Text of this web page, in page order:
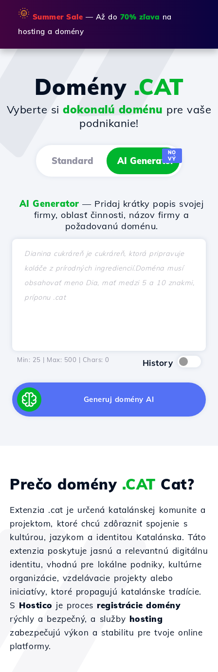
🌞 Summer Sale — Až do 70% zľava na
hosting a domény
Domény .CAT
Vyberte sidokonalú doménu pre vaše
podnikanie!
Standard AI Generator
NO
VÝ
AI Generator — Pridaj krátky popis svojej
firmy, oblasť činnosti, názov firmy a
požadovanú doménu.
Min: 25 | Max: 500 | Chars: 0 History
Generuj domény AI
Prečo domény .CAT Cat?
Extenzia .cat je určená katalánskej komunite a
projektom, ktoré chcú zdôrazniť spojenie s
kultúrou, jazykom a identitou Katalánska. Táto
extenzia poskytuje jasnú a relevantnú digitálnu
identitu, vhodnú pre lokálne podniky, kultúrne
organizácie, vzdelávacie projekty alebo
iniciatívy, ktoré propagujú katalánske tradície.
S Hostico je procesregistrácie domény
rýchly a bezpečný, a služby hosting
zabezpečujú výkon a stabilitu pre tvoje online
platformy.